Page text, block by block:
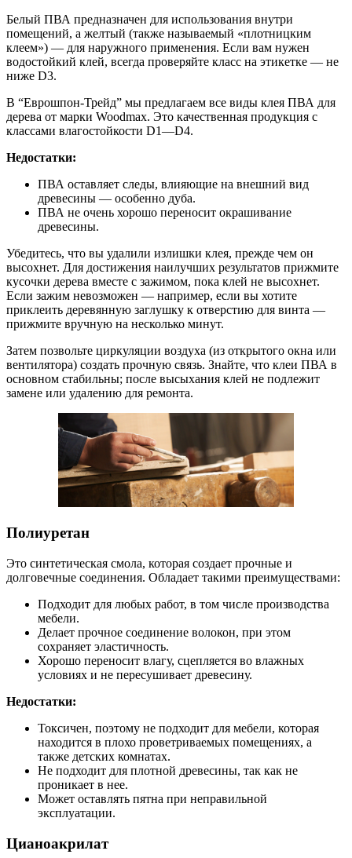
Белый ПВА предназначен для использования внутри
помещений, а желтый (также называемый «плотницким
клеем») — для наружного применения. Если вам нужен
водостойкий клей, всегда проверяйте класс на этикетке — не
ниже D3.
В “Еврошпон-Трейд” мы предлагаем все виды клея ПВА для
дерева от марки Woodmax. Это качественная продукция с
классами влагостойкости D1—D4.
Недостатки:
ПВА оставляет следы, влияющие на внешний вид
древесины — особенно дуба.
ПВА не очень хорошо переносит окрашивание
древесины.
Убедитесь, что вы удалили излишки клея, прежде чем он
высохнет. Для достижения наилучших результатов прижмите
кусочки дерева вместе с зажимом, пока клей не высохнет.
Если зажим невозможен — например, если вы хотите
приклеить деревянную заглушку к отверстию для винта —
прижмите вручную на несколько минут.
Затем позвольте циркуляции воздуха (из открытого окна или
вентилятора) создать прочную связь. Знайте, что клеи ПВА в
основном стабильны; после высыхания клей не подлежит
замене или удалению для ремонта.
Полиуретан
Это синтетическая смола, которая создает прочные и
долговечные соединения. Обладает такими преимуществами:
Подходит для любых работ, в том числе производства
мебели.
Делает прочное соединение волокон, при этом
сохраняет эластичность.
Хорошо переносит влагу, сцепляется во влажных
условиях и не пересушивает древесину.
Недостатки:
Токсичен, поэтому не подходит для мебели, которая
находится в плохо проветриваемых помещениях, а
также детских комнатах.
Не подходит для плотной древесины, так как не
проникает в нее.
Может оставлять пятна при неправильной
эксплуатации.
Цианоакрилат